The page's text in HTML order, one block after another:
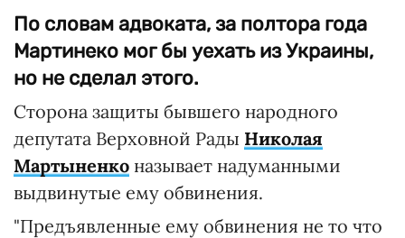
По словам адвоката, за полтора года
Мартинеко мог бы уехать из Украины,
но не сделал этого.
Сторона защиты бывшего народного
депутата Верховной Рады Николая
Мартыненко называет надуманными
выдвинутые ему обвинения.
"Предъявленные ему обвинения не то что